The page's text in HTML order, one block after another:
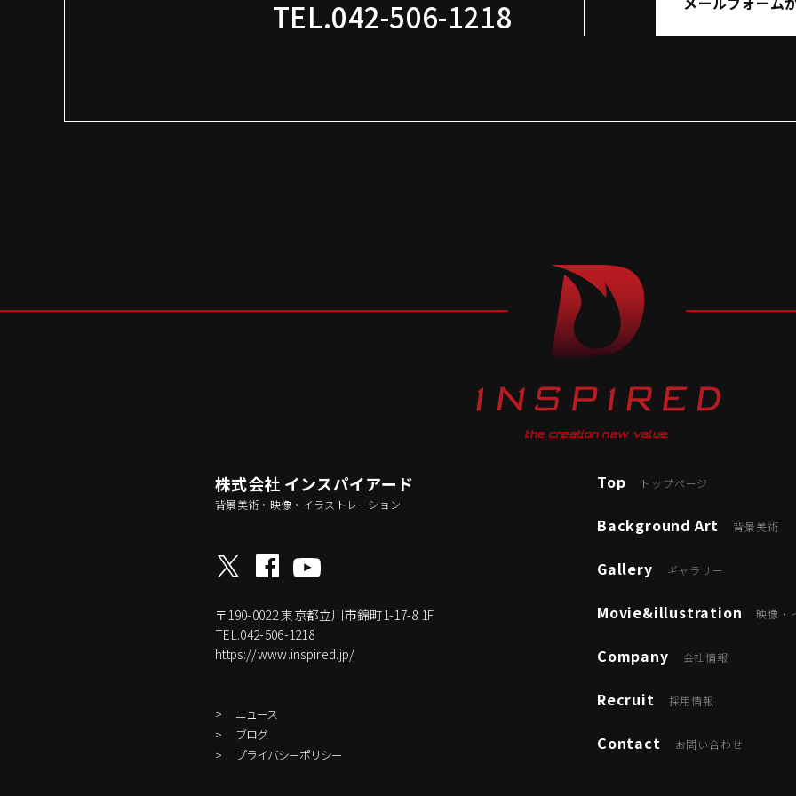
TEL.042-506-1218
the creation new value.
株式会社 インスパイアード
背景美術・映像・イラストレーション
Top トップページ
Background Art 背景美術
Gallery ギャラリー
Movie&illustration 映像・
Company 会社情報
Recruit 採用情報
Contact お問い合わせ
〒190-0022東京都立川市錦町1-17-8 1F
TEL.042-506-1218
https://www.inspired.jp/
ニュース
ブログ
プライバシーポリシー